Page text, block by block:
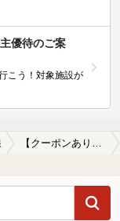
優待のご案
こう！対象施設が
【クーポンあり】水風呂が楽しめる北陸本線周辺の温泉、日帰り温泉、スーパー銭湯を探す